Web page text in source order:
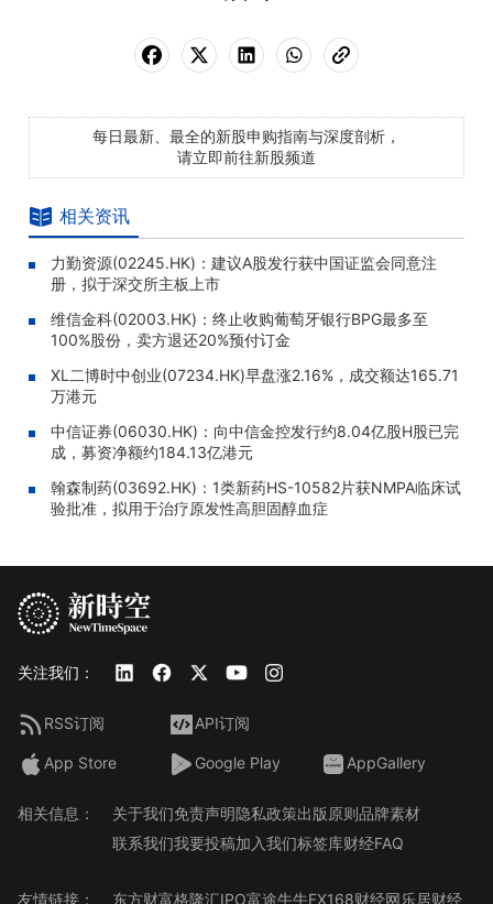
每日最新、最全的新股申购指南与深度剖析，
请立即前往新股频道
相关资讯
力勤资源(02245.HK)：建议A股发行获中国证监会同意注
册，拟于深交所主板上市
维信金科(02003.HK)：终止收购葡萄牙银行BPG最多至
100%股份，卖方退还20%预付订金
XL二博时中创业(07234.HK)早盘涨2.16%，成交额达165.71
万港元
中信证券(06030.HK)：向中信金控发行约8.04亿股H股已完
成，募资净额约184.13亿港元
翰森制药(03692.HK)：1类新药HS-10582片获NMPA临床试
验批准，拟用于治疗原发性高胆固醇血症
关注我们：
RSS订阅 API订阅
App Store Google Play AppGallery
相关信息： 关于我们免责声明隐私政策出版原则品牌素材
联系我们我要投稿加入我们标签库财经FAQ
友情链接： 东方财富格隆汇IPO富途牛牛FX168财经网乐居财经